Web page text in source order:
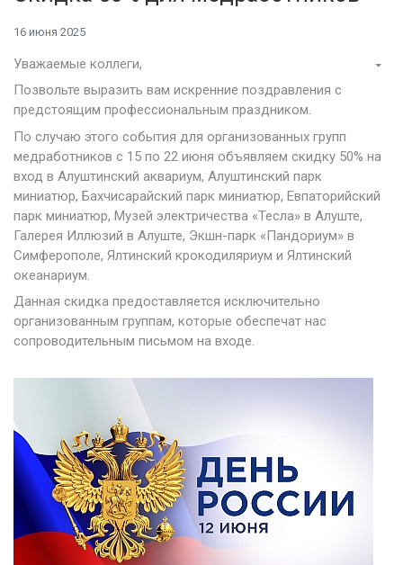
16 июня 2025
Уважаемые коллеги,
Позвольте выразить вам искренние поздравления с
предстоящим профессиональным праздником.
По случаю этого события для организованных групп
медработников с 15 по 22 июня объявляем скидку 50% на
вход в Алуштинский аквариум, Алуштинский парк
миниатюр, Бахчисарайский парк миниатюр, Евпаторийский
парк миниатюр, Музей электричества «Тесла» в Алуште,
Галерея Иллюзий в Алуште, Экшн-парк «Пандориум» в
Симферополе, Ялтинский крокодиляриум и Ялтинский
океанариум.
Данная скидка предоставляется исключительно
организованным группам, которые обеспечат нас
сопроводительным письмом на входе.